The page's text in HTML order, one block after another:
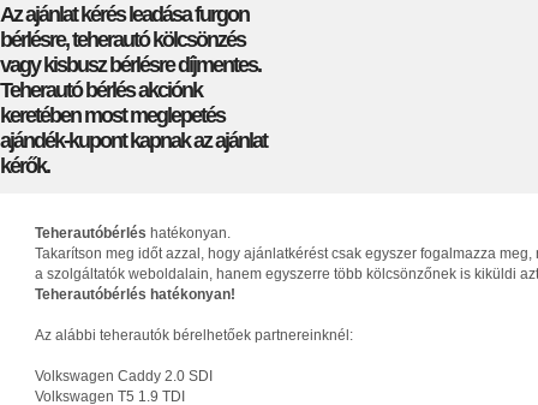
Az ajánlat kérés leadása furgon
bérlésre, teherautó kölcsönzés
vagy kisbusz bérlésre díjmentes.
Teherautó bérlés akciónk
keretében most meglepetés
ajándék-kupont kapnak az ajánlat
kérők.
Teherautóbérlés hatékonyan.
Takarítson meg időt azzal, hogy ajánlatkérést csak egyszer fogalmazza
a szolgáltatók weboldalain, hanem egyszerre több kölcsönzőnek is kiküldi
Teherautóbérlés hatékonyan!
Az alábbi teherautók bérelhetőek partnereinknél:
Volkswagen Caddy 2.0 SDI
Volkswagen T5 1.9 TDI